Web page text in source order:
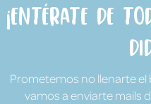
¡Entérate de
Prometemos no llenarte el
vamos a enviarte mails